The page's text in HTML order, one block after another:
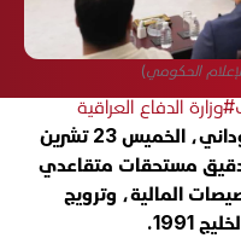
الحكومي)
#وزارة الدفاع العراقية
أوعز رئيس الوزراء محمد شياع السوداني، الخميس 23 تشرين
مستحقات متقاعدي
المالية، وترويج
1991.